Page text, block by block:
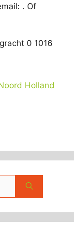
. Of
0 1016
Holland